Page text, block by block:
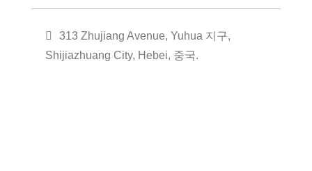
313 Zhujiang Avenue, Yuhua 지구,
Shijiazhuang City, Hebei, 중국.